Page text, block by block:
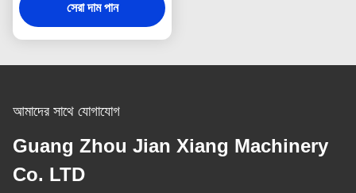
সেরা দাম পান
আমাদের সাথে যোগাযোগ
Guang Zhou Jian Xiang Machinery
Co. LTD